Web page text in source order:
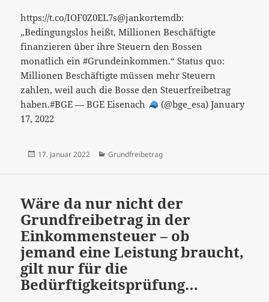
https://t.co/IOF0Z0EL7s@jankortemdb:
„Bedingungslos heißt, Millionen Beschäftigte
finanzieren über ihre Steuern den Bossen
monatlich ein #Grundeinkommen.“ Status quo:
Millionen Beschäftigte müssen mehr Steuern
zahlen, weil auch die Bosse den Steuerfreibetrag
haben.#BGE — BGE Eisenach
(@bge_esa) January
17, 2022
Veröffentlicht
17. Januar 2022 Kategorien
Grundfreibetrag
Wäre da nur nicht der
Grundfreibetrag in der
Einkommensteuer – ob
jemand eine Leistung braucht,
gilt nur für die
Bedürftigkeitsprüfung…